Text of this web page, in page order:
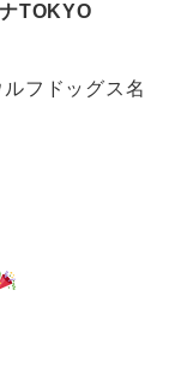
TOKYO
フドッグス名